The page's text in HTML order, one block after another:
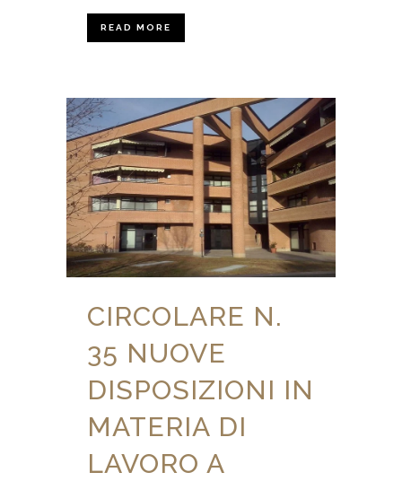
READ MORE
CIRCOLARE N.
35 NUOVE
DISPOSIZIONI IN
MATERIA DI
LAVORO A